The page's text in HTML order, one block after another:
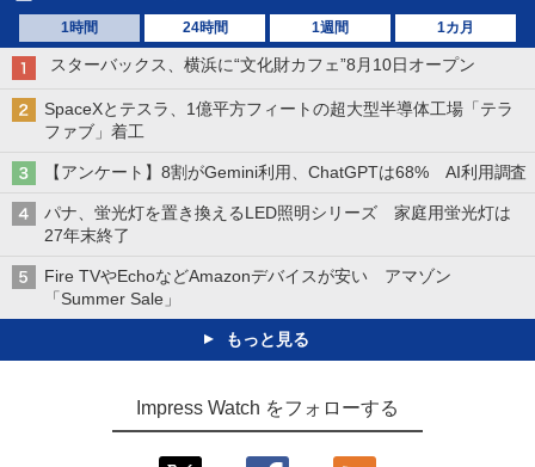
1時間 24時間 1週間 1カ月
スターバックス、横浜に“文化財カフェ”8月10日オープン
SpaceXとテスラ、1億平方フィートの超大型半導体工場「テラ
ファブ」着工
【アンケート】8割がGemini利用、ChatGPTは68% AI利用調査
パナ、蛍光灯を置き換えるLED照明シリーズ 家庭用蛍光灯は
27年末終了
Fire TVやEchoなどAmazonデバイスが安い アマゾン
「Summer Sale」
もっと見る
Impress Watch をフォローする